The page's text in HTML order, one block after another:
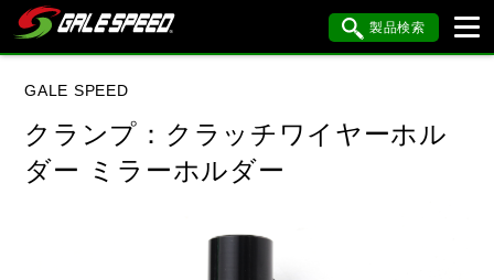
製品検索
GALE SPEED
クランプ：クラッチワイヤーホル
ダー ミラーホルダー